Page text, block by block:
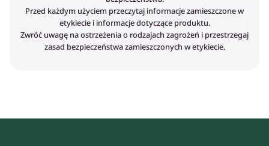
Przed każdym użyciem przeczytaj informacje zamieszczone w
etykiecie i informacje dotyczące produktu.
Zwróć uwagę na ostrzeżenia o rodzajach zagrożeń i przestrzegaj
zasad bezpieczeństwa zamieszczonych w etykiecie.